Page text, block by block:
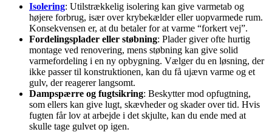
Isolering: Utilstrækkelig isolering kan give varmetab og
højere forbrug, især over krybekælder eller uopvarmede rum.
Konsekvensen er, at du betaler for at varme “forkert vej”.
Fordelingsplader eller støbning: Plader giver ofte hurtig
montage ved renovering, mens støbning kan give solid
varmefordeling i en ny opbygning. Vælger du en løsning, der
ikke passer til konstruktionen, kan du få ujævn varme og et
gulv, der reagerer langsomt.
Dampspærre og fugtsikring: Beskytter mod opfugtning,
som ellers kan give lugt, skævheder og skader over tid. Hvis
fugten får lov at arbejde i det skjulte, kan du ende med at
skulle tage gulvet op igen.